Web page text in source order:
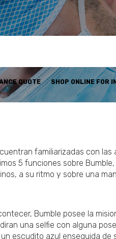
QUOTE SHOP ONLINE FOR
familiarizadas con las
5 funciones sobre
a su ritmo y sobre una
Bumble posee la
una selfie con alguna
escudito azul enseguida de